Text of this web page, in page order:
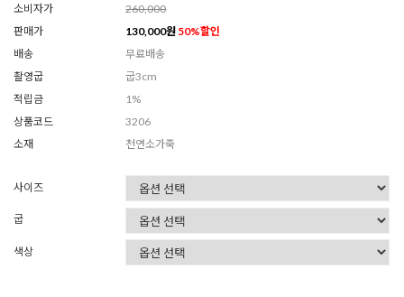
소비자가
260,000
판매가
130,000원 50%할인
배송
무료배송
촬영굽
굽3cm
적립금
1%
상품코드
3206
소재
천연소가죽
사이즈
굽
색상